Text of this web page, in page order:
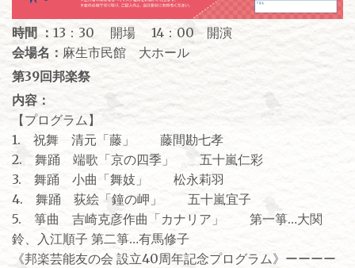
時間 ： 13：30 開場 14：00 開演
会場名： 麻生市民館 大ホール
第39回邦楽祭
内容：
【プログラム】
1. 祝舞 清元「藤」 藤間勘七孝
2. 舞踊 端歌「京の四季」 五十嵐仁彩
3. 舞踊 小曲「舞妓」 松永莉羽
4. 舞踊 荻絵「鐘の岬」 五十嵐宜子
5. 箏曲 吉崎克彦作曲「カナリア」 第一箏…大関
鈴、入江順子 第二箏…有馬修子
《邦楽芸能友の会 設立40周年記念プログラム》ーーーー